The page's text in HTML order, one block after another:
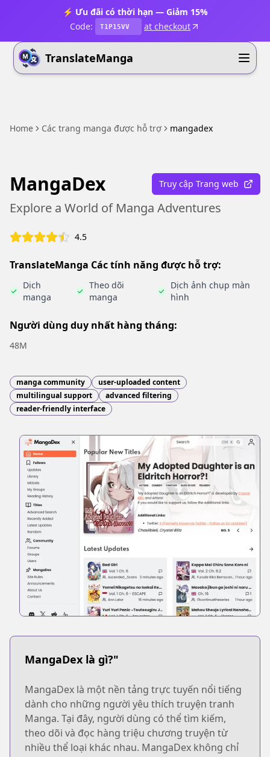
⚡ Ưu đãi có thời hạn — Giảm 15%
Code:
T1P15VV at checkout
TranslateManga
Home Các trang manga được hỗ trợ mangadex
MangaDex Truy cập Trang web
Explore a World of Manga Adventures
4.5
TranslateManga Các tính năng được hỗ trợ:
Dịch
manga
Theo dõi
manga
Dịch ảnh chụp màn
hình
Người dùng duy nhất hàng tháng:
48M
manga community
user-uploaded content
multilingual support
advanced filtering
reader-friendly interface
MangaDex là gì?"
MangaDex là một nền tảng trực tuyến nổi tiếng
dành cho những người yêu thích truyện tranh
Manga. Tại đây, người dùng có thể tìm kiếm,
theo dõi và đọc hàng triệu chương truyện từ
nhiều thể loại khác nhau. MangaDex không chỉ